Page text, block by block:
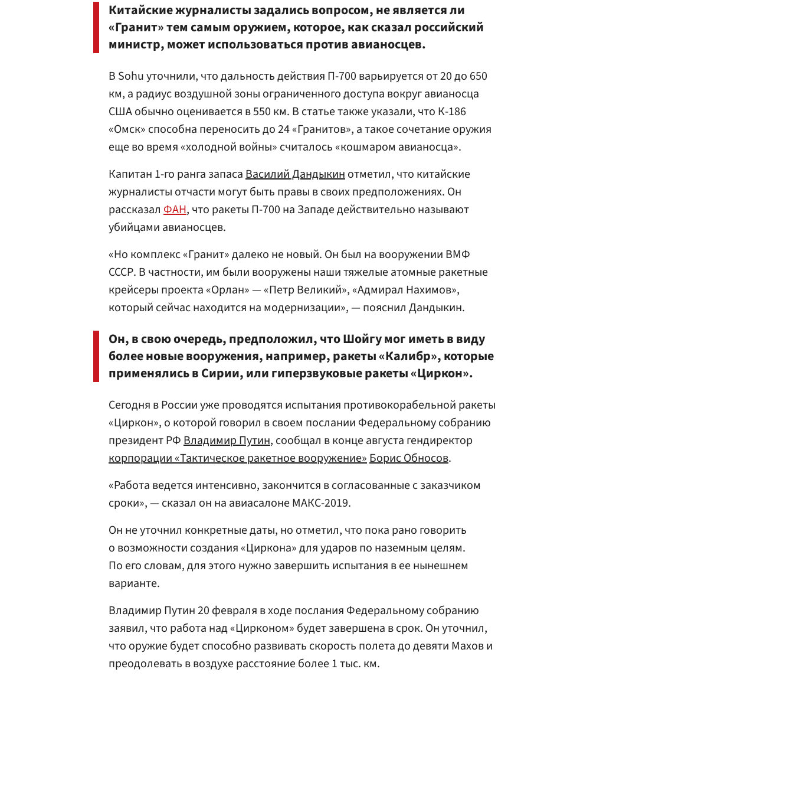
Китайские журналисты задались вопросом, не является ли
«Гранит» тем самым оружием, которое, как сказал российский
министр, может использоваться против авианосцев.
В Sohu уточнили, что дальность действия П-700 варьируется от 20 до 650
км, а радиус воздушной зоны ограниченного доступа вокруг авианосца
США обычно оценивается в 550 км. В статье также указали, что К-186
«Омск» способна переносить до 24 «Гранитов», а такое сочетание оружия
еще во время «холодной войны» считалось «кошмаром авианосца».
Капитан 1-го ранга запасаВасилий Дандыкинотметил, что китайские
журналисты отчасти могут быть правы в своих предположениях. Он
рассказал ФАН, что ракеты П-700 на Западе действительно называют
убийцами авианосцев.
«Но комплекс «Гранит» далеко не новый. Он был на вооружении ВМФ
СССР. В частности, им были вооружены наши тяжелые атомные ракетные
крейсеры проекта «Орлан» — «Петр Великий», «Адмирал Нахимов»,
который сейчас находится на модернизации», — пояснил Дандыкин.
Он, в свою очередь, предположил, что Шойгу мог иметь в виду
более новые вооружения, например, ракеты «Калибр», которые
применялись в Сирии, или гиперзвуковые ракеты «Циркон».
Сегодня в России уже проводятся испытания противокорабельной ракеты
«Циркон», о которой говорил в своем послании Федеральному собранию
президент РФВладимир Путин, сообщал в конце августа гендиректор
корпорации «Тактическое ракетное вооружение»Борис Обносов.
«Работа ведется интенсивно, закончится в согласованные с заказчиком
сроки», — сказал он на авиасалоне МАКС-2019.
Он не уточнил конкретные даты, но отметил, что пока рано говорить
о возможности создания «Циркона» для ударов по наземным целям.
По его словам, для этого нужно завершить испытания в ее нынешнем
варианте.
Владимир Путин 20 февраля в ходе послания Федеральному собранию
заявил, что работа над «Цирконом» будет завершена в срок. Он уточнил,
что оружие будет способно развивать скорость полета до девяти Махов и
преодолевать в воздухе расстояние более 1 тыс. км.